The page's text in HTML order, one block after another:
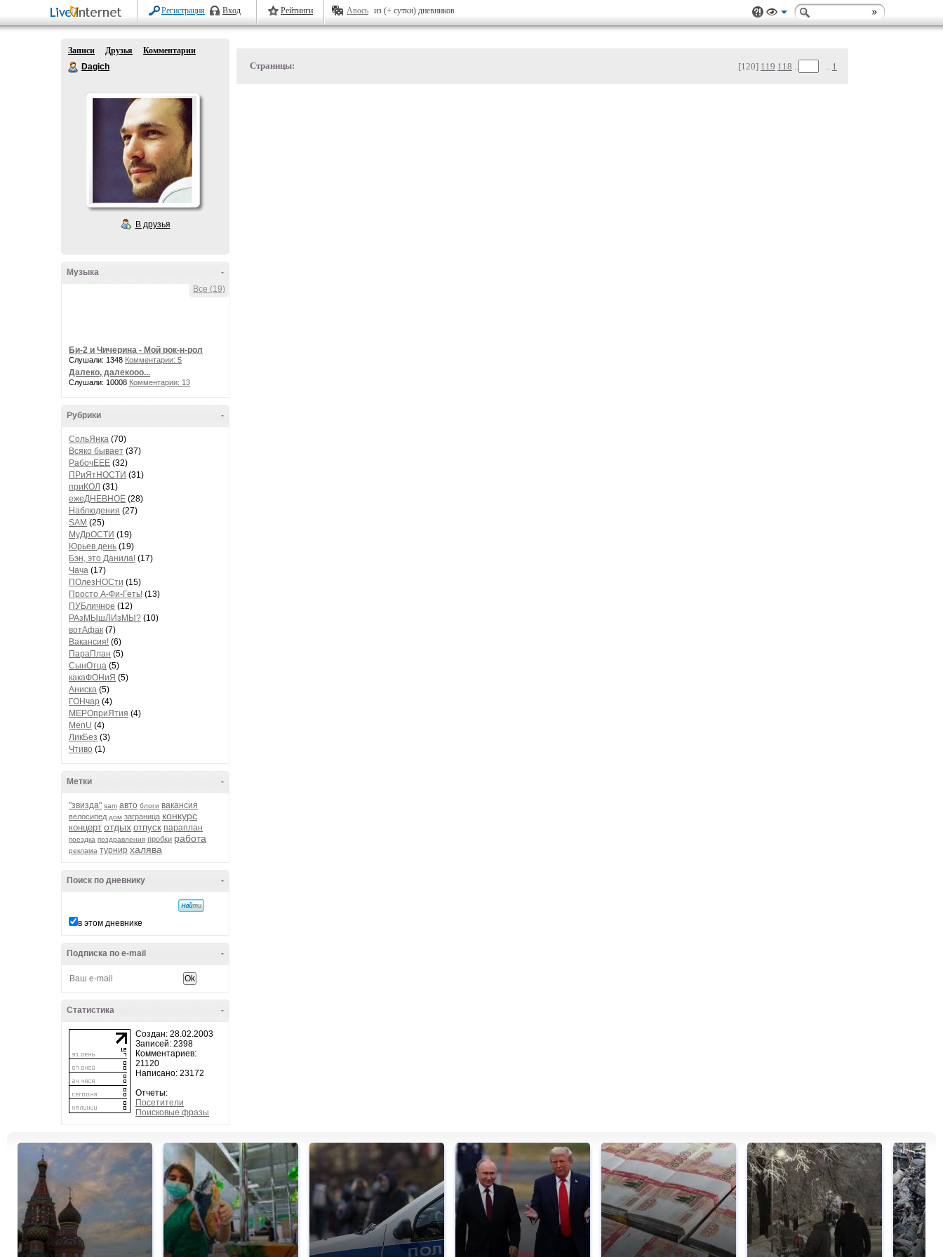
Регистрация Вход Рейтинги Авось из (+ сутки) дневников
Записи Друзья
Комментарии
Dagich
В друзья
-
Музыка
Все (19)
Би-2 и Чичерина - Мой рок-н-рол
Слушали: 1348 Комментарии: 5
Далеко, далекооо...
Слушали: 10008 Комментарии: 13
-
Рубрики
СольЯнка (70)
Всяко бывает (37)
РабочЕЕЕ (32)
ПРиЯтНОСТИ (31)
приКОЛ (31)
ежеДНЕВНОЕ (28)
Наблюдения (27)
SAM (25)
МуДрОСТИ (19)
Юрьев день (19)
Бэн, это Данила! (17)
Чача (17)
ПОлезНОСти (15)
Просто А-Фи-Геть! (13)
ПУБличное (12)
РАзМЫшЛИзМЫ? (10)
вотАфак (7)
Вакансия! (6)
ПараПлан (5)
СынОтца (5)
какаФОНиЯ (5)
Аниска (5)
ГОНчар (4)
МЕРОприЯтия (4)
MenU (4)
ЛикБез (3)
Чтиво (1)
-
Метки
"звизда" sam авто блоги вакансия
велосипед дом заграница конкурс
концерт отдых отпуск параплан
поездка поздравления пробки работа
реклама турнир халява
-
Поиск по дневнику
в этом дневнике
-
Подписка по e-mail
-
Статистика
Создан: 28.02.2003
Записей: 2398
Комментариев:
21120
Написано: 23172
Отчеты:
Посетители
Поисковые фразы
Страницы: [120] 119 118 .. .. 1